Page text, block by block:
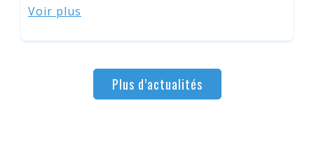
Voir plus
Plus d’actualités